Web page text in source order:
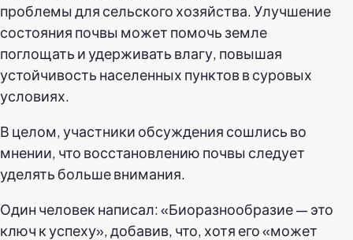
проблемы для сельского хозяйства. Улучшение
состояния почвы может помочь земле
поглощать и удерживать влагу, повышая
устойчивость населенных пунктов в суровых
условиях.
В целом, участники обсуждения сошлись во
мнении, что восстановлению почвы следует
уделять больше внимания.
Один человек написал: «Биоразнообразие — это
ключ к успеху», добавив, что, хотя его «может